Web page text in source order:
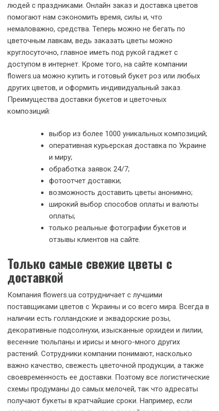
людей с праздниками. Онлайн заказ и доставка цветов
помогают нам сэкономить время, силы и, что
немаловажно, средства. Теперь можно не бегать по
цветочным лавкам, ведь заказать цветы можно
круглосуточно, главное иметь под рукой гаджет с
доступом в интернет. Кроме того, на сайте компании
flowers.ua можно купить и готовый букет роз или любых
других цветов, и оформить индивидуальный заказ.
Преимущества доставки букетов и цветочных
композиций:
выбор из более 1000 уникальных композиций;
оперативная курьерская доставка по Украине
и миру;
обработка заявок 24/7;
фотоотчет доставки;
возможность доставить цветы анонимно;
широкий выбор способов оплаты и валюты
оплаты;
только реальные фотографии букетов и
отзывы клиентов на сайте.
Только самые свежие цветы с
доставкой
Компания flowers.ua сотрудничает с лучшими
поставщиками цветов с Украины и со всего мира. Всегда в
наличии есть голландские и эквадорские розы,
декоративные подсолнухи, изысканные орхидеи и лилии,
весенние тюльпаны и ирисы и много-много других
растений. Сотрудники компании понимают, насколько
важно качество, свежесть цветочной продукции, а также
своевременность ее доставки. Поэтому все логистические
схемы продуманы до самых мелочей, так что адресаты
получают букеты в кратчайшие сроки. Например, если